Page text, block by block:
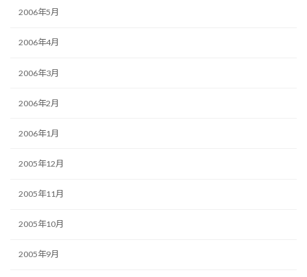
2006年5月
2006年4月
2006年3月
2006年2月
2006年1月
2005年12月
2005年11月
2005年10月
2005年9月